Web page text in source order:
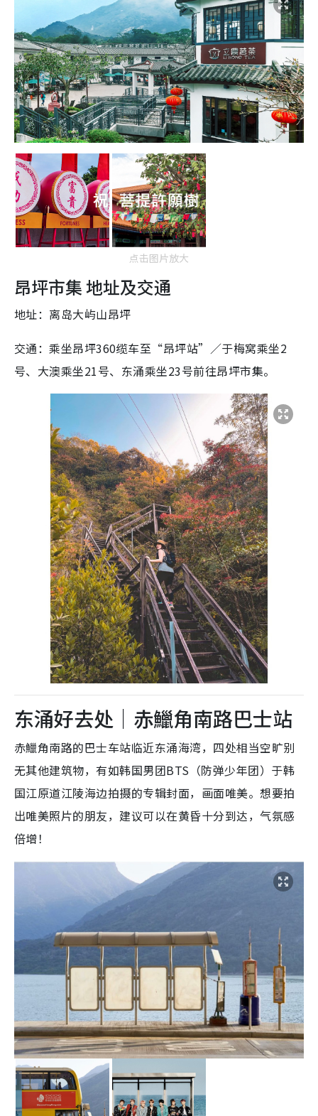
点击图片放大
昂坪市集 地址及交通
地址：离岛大屿山昂坪
交通：乘坐昂坪360缆车至“昂坪站”／于梅窝乘坐2
号、大澳乘坐21号、东涌乘坐23号前往昂坪市集。
东涌好去处｜赤鱲角南路巴士站
赤鱲角南路的巴士车站临近东涌海湾，四处相当空旷别
无其他建筑物，有如韩国男团BTS（防弹少年团）于韩
国江原道江陵海边拍摄的专辑封面，画面唯美。想要拍
出唯美照片的朋友，建议可以在黄昏十分到达，气氛感
倍增！